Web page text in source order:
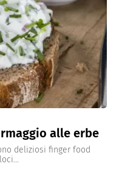
alle erbe
deliziosi finger food